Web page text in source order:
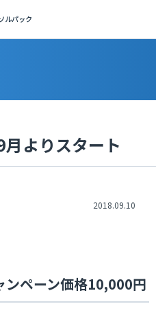
ルパック
よりスタート
2018.09.10
ンペーン価格10,000円